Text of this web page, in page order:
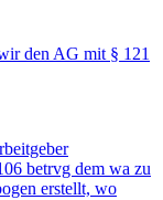
den AG mit § 121
betrvg dem wa zu
erstellt, wo